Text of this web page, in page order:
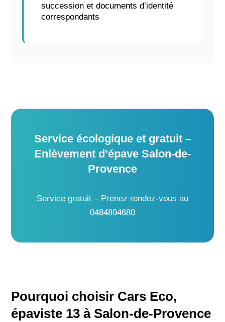
succession et documents d’identité
correspondants
Service écologique et gratuit –
Enlèvement d’épave Salon-de-
Provence
Service gratuit – Prenez rendez-vous au
0484894680
Pourquoi choisir Cars Eco,
épaviste 13 à Salon-de-Provence